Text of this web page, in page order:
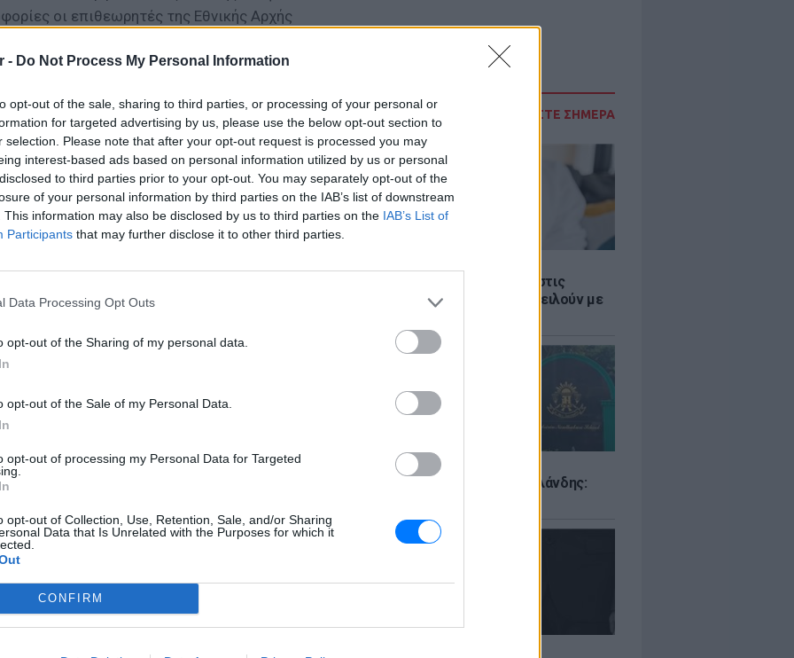
- Do Not Process My Personal Information
opt-out of the sale, sharing to third parties, or processing of your personal or
for targeted advertising by us, please use the below opt-out section to
selection. Please note that after your opt-out request is processed you may
interest-based ads based on personal information utilized by us or personal
to third parties prior to your opt-out. You may separately opt-out of the
of your personal information by third parties on the IAB’s list of downstream
This information may also be disclosed by us to third parties on the IAB’s List of
Participants that may further disclose it to other third parties.
Data Processing Opt Outs
opt-out of the Sharing of my personal data.
opt-out of the Sale of my Personal Data.
opt-out of processing my Personal Data for Targeted
opt-out of Collection, Use, Retention, Sale, and/or Sharing
Data that Is Unrelated with the Purposes for which it
CONFIRM
ΔΙΑΒΑΣΤΕ ΣΗΜΕΡΑ
Γονικές παροχές: Οι παγίδες στις
μεταφορές χρημάτων που απειλούν με
ΕΙΔΗΣΕΙΣ
Μακελειό σε σχολείο της Ταϊλάνδης:
οι επιθεωρητές της Εθνικής Αρχής
με τους αστυνομικούς στα
μέχρι το βράδυ του Μεγάλου
ΔΙΑΦΗΜΙΣΗ
είναι να βελτιωθεί η δυνατότητα
αναγράφονται στις επιδεικνυόμενες
αξιοποίηση κάθε δημόσιας πηγής και
Δευτέρα έχουν ακούσει όλων των